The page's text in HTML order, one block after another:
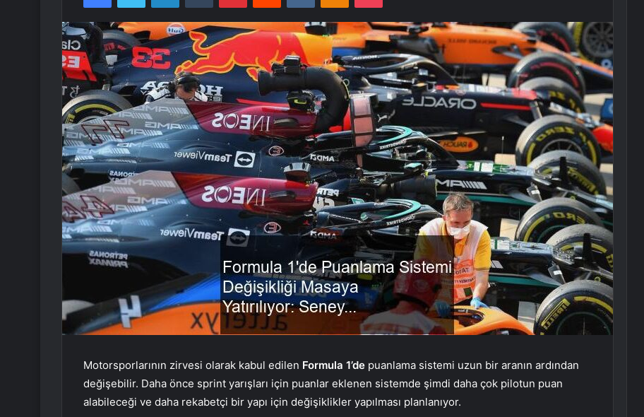
Motorsporlarının zirvesi olarak kabul edilen Formula 1’de puanlama sistemi uzun bir aranın ardından
değişebilir. Daha önce sprint yarışları için puanlar eklenen sistemde şimdi daha çok pilotun puan
alabileceği ve daha rekabetçi bir yapı için değişiklikler yapılması planlanıyor.